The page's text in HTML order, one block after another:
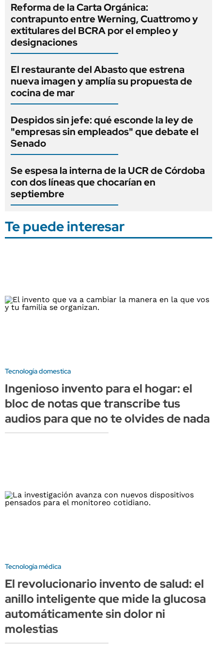
Reforma de la Carta Orgánica:
contrapunto entre Werning, Cuattromo y
extitulares del BCRA por el empleo y
designaciones
El restaurante del Abasto que estrena
nueva imagen y amplía su propuesta de
cocina de mar
Despidos sin jefe: qué esconde la ley de
"empresas sin empleados" que debate el
Senado
Se espesa la interna de la UCR de Córdoba
con dos líneas que chocarían en
septiembre
Te puede interesar
Tecnología domestica
Ingenioso invento para el hogar: el
bloc de notas que transcribe tus
audios para que no te olvides de nada
Tecnología médica
El revolucionario invento de salud: el
anillo inteligente que mide la glucosa
automáticamente sin dolor ni
molestias